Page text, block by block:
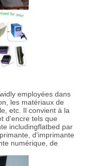
employées dans
les matériaux de
etc. Il convient à la
d'encre tels que
includingflatbed par
d'imprimante
numérique, de